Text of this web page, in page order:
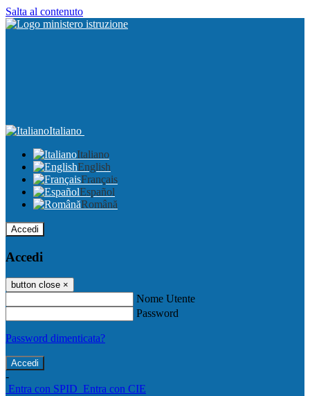
Salta al contenuto
Italiano
Italiano
English
Français
Español
Română
Accedi
Accedi
button close ×
Nome Utente
Password
Password dimenticata?
-
Entra con SPID Entra con CIE